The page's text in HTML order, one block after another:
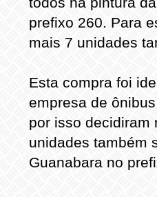
prefixo 260. Para
mais 7 unidades
Esta compra foi
empresa de
por isso decidiram
unidades também
Guanabara no